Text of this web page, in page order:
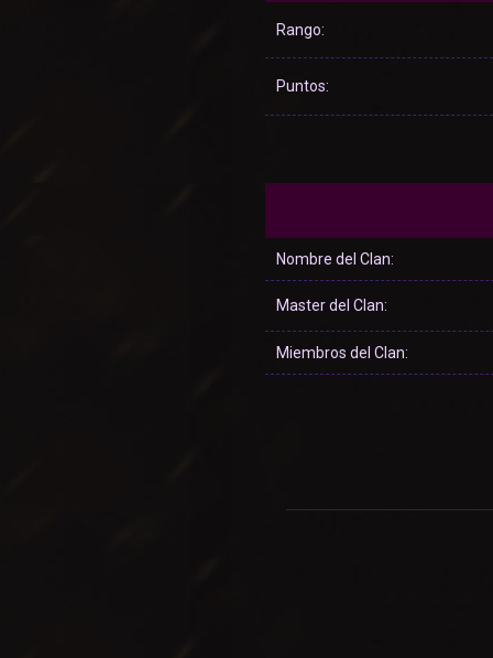
Rango:
Puntos:
Nombre del Clan:
Master del Clan:
Miembros del Clan: